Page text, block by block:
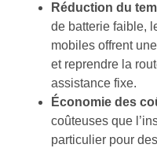
Réduction du
de batterie faible,
mobiles offrent
et reprendre la
assistance fixe.
Économie des
coûteuses que
particulier pour